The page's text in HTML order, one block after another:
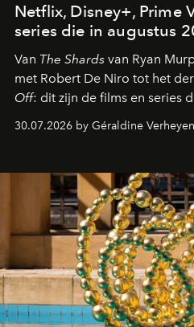
Netflix, Disney+, Prime
series die in augustus
Van The Shards van Ryan
met Robert De Niro tot het
Off: dit zijn de films en series
streamingplatformen
30.07.2026 by Géraldine Verheyen